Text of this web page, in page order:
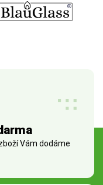
Vám dodáme